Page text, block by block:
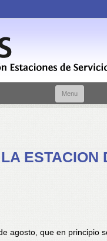
Menu
ESTACION
agosto, que en principio